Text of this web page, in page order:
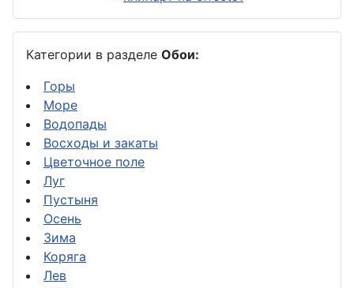
Категории в разделе Обои:
Горы
Море
Водопады
Восходы и закаты
Цветочное поле
Луг
Пустыня
Осень
Зима
Коряга
Лев